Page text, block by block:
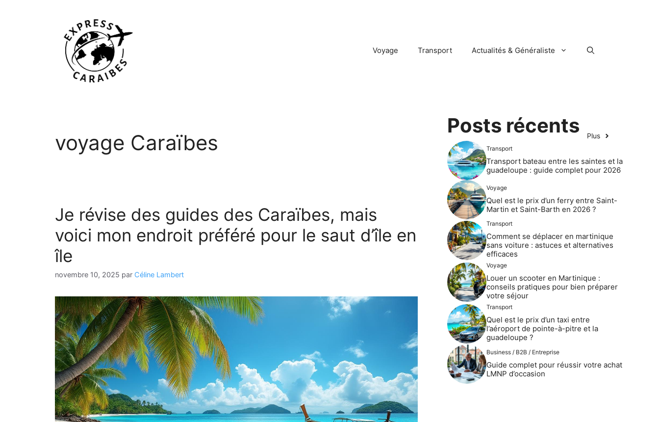
Voyage Transport Actualités & Généraliste
voyage Caraïbes
Je révise des guides des Caraïbes, mais
voici mon endroit préféré pour le saut d’île en
île
novembre 10, 2025 par Céline Lambert
Posts récents Plus
Transport
Transport bateau entre les saintes et la
guadeloupe : guide complet pour 2026
Voyage
Quel est le prix d’un ferry entre Saint-
Martin et Saint-Barth en 2026 ?
Transport
Comment se déplacer en martinique
sans voiture : astuces et alternatives
efficaces
Voyage
Louer un scooter en Martinique :
conseils pratiques pour bien préparer
votre séjour
Transport
Quel est le prix d’un taxi entre
l’aéroport de pointe-à-pitre et la
guadeloupe ?
Business / B2B / Entreprise
Guide complet pour réussir votre achat
LMNP d’occasion